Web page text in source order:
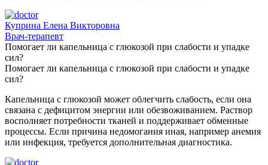
Куприна Елена Викторовна
Врач-терапевт
Помогает ли капельница с глюкозой при слабости и упадке
сил?
Помогает ли капельница с глюкозой при слабости и упадке
сил?
Капельница с глюкозой может облегчить слабость, если она
связана с дефицитом энергии или обезвоживанием. Раствор
восполняет потребности тканей и поддерживает обменные
процессы. Если причина недомогания иная, например анемия
или инфекция, требуется дополнительная диагностика.